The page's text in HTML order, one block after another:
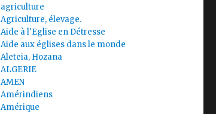
agriculture
Agriculture, élevage.
Aide à l'Eglise en Détresse
Aide aux églises dans le monde
Aleteia, Hozana
ALGERIE
AMEN
Amérindiens
Amérique